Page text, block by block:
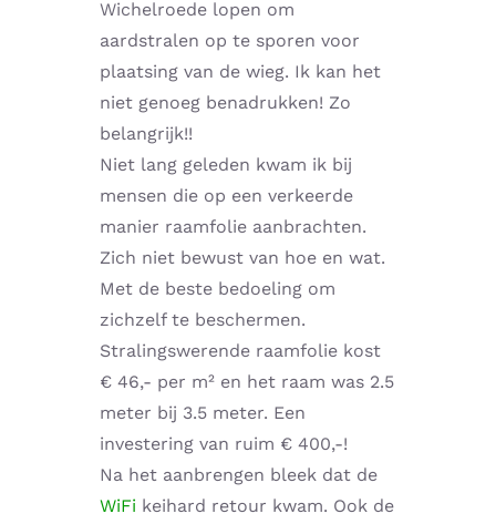
Home – Deutsch
Wichelroede lopen om
aardstralen op te sporen voor
plaatsing van de wieg. Ik kan het
niet genoeg benadrukken! Zo
belangrijk!!
Niet lang geleden kwam ik bij
mensen die op een verkeerde
manier raamfolie aanbrachten.
Zich niet bewust van hoe en wat.
Met de beste bedoeling om
zichzelf te beschermen.
Stralingswerende raamfolie kost
€ 46,- per m² en het raam was 2.5
meter bij 3.5 meter. Een
investering van ruim € 400,-!
Na het aanbrengen bleek dat de
WiFi keihard retour kwam. Ook de